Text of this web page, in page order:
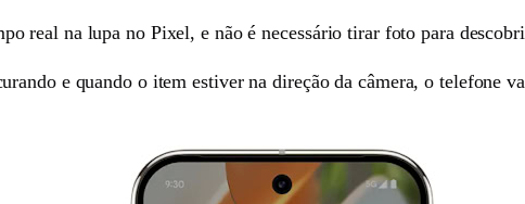
real na lupa no Pixel, e não é necessário tirar foto para
e quando o item estiver na direção da câmera, o telefone